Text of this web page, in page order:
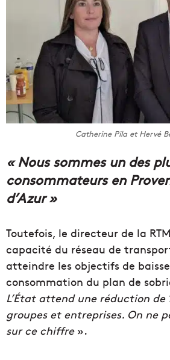
Catherine Pila et Hervé
« Nous sommes un des
consommateurs en
d’Azur »
Toutefois, le directeur de la
capacité du réseau de
atteindre les objectifs de
consommation du plan de
L’État attend une réduction de
groupes et entreprises. On ne
sur ce chiffre».